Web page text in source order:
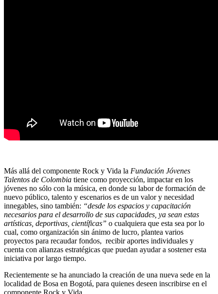
Más allá del componente Rock y Vida la Fundación Jóvenes
Talentos de Colombia tiene como proyección, impactar en los
jóvenes no sólo con la música, en donde su labor de formación de
nuevo público, talento y escenarios es de un valor y necesidad
innegables, sino también: “desde los espacios y capacitación
necesarios para el desarrollo de sus capacidades, ya sean estas
artísticas, deportivas, científicas” o cualquiera que esta sea por lo
cual, como organización sin ánimo de lucro, plantea varios
proyectos para recaudar fondos, recibir aportes individuales y
cuenta con alianzas estratégicas que puedan ayudar a sostener esta
iniciativa por largo tiempo.
Recientemente se ha anunciado la creación de una nueva sede en la
localidad de Bosa en Bogotá, para quienes deseen inscribirse en el
componente Rock y Vida.